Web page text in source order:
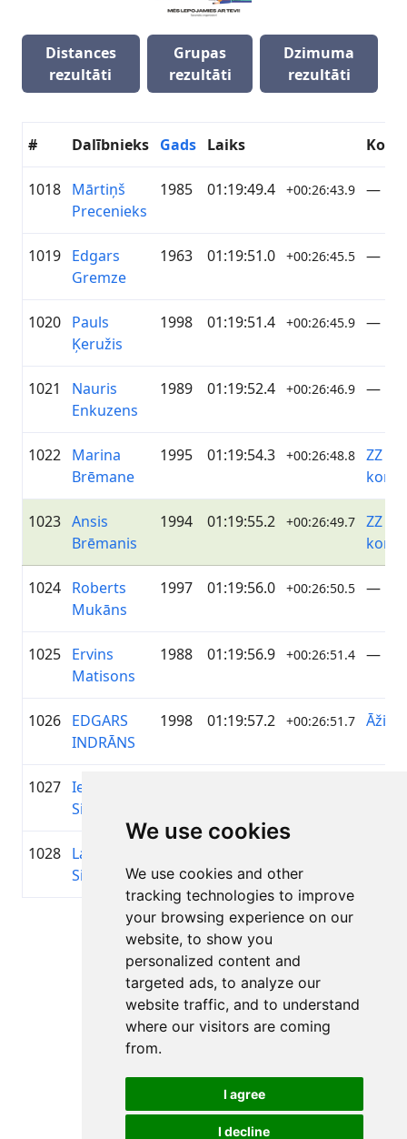
We use cookies
We use cookies and other
tracking technologies to improve
your browsing experience on our
website, to show you
personalized content and
targeted ads, to analyze our
website traffic, and to understand
where our visitors are coming
from.
I agree
I decline
Distances
rezultāti
Grupas
rezultāti
Dzimuma
rezultāti
# Dalībnieks Gads Laiks
1018 Mārtiņš
Precenieks
1985 01:19:49.4 +00:26:43.9 —
1019 Edgars
Gremze
1963 01:19:51.0 +00:26:45.5 —
1020 Pauls
Ķeružis
1998 01:19:51.4 +00:26:45.9 —
1021
Nauris
Enkuzens
1989 01:19:52.4 +00:26:46.9 —
1022 Marina
Brēmane
1995 01:19:54.3 +00:26:48.8
ZZ
1023 Ansis
Brēmanis
1994 01:19:55.2 +00:26:49.7
ZZ
1024 Roberts
Mukāns
1997 01:19:56.0 +00:26:50.5 —
1025 Ervins
Matisons
1988 01:19:56.9 +00:26:51.4 —
1026 EDGARS
INDRĀNS
1998 01:19:57.2 +00:26:51.7 Āži
1027 Ieva
Siugale
1028 Lauris
Sildniks
Lapa 1 no 1
Kopā 11 Rezultāti
Atpakaļ uz rezultātiem
Visas tiesības aizsargātas. DistantRace